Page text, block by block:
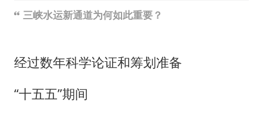
三峡水运新通道为何如此重要？
经过数年科学论证和筹划准备
“十五五”期间